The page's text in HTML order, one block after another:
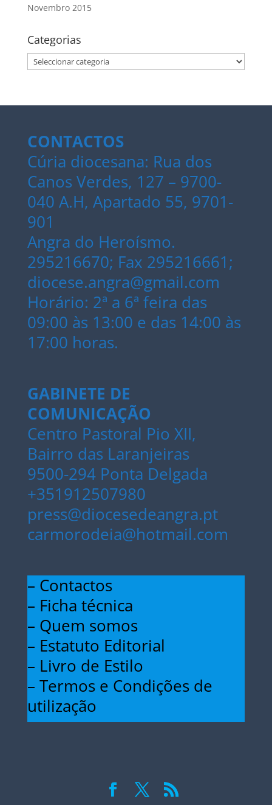
Novembro 2015
Categorias
Categorias
CONTACTOS
Cúria diocesana: Rua dos
Canos Verdes, 127 – 9700-
040 A.H, Apartado 55, 9701-
901
Angra do Heroísmo.
295216670; Fax 295216661;
diocese.angra@gmail.com
Horário: 2ª a 6ª feira das
09:00 às 13:00 e das 14:00 às
17:00 horas.
GABINETE DE
COMUNICAÇÃO
Centro Pastoral Pio XII,
Bairro das Laranjeiras
9500-294 Ponta Delgada
+351912507980
press@diocesedeangra.pt
carmorodeia@hotmail.com
– Contactos
– Ficha técnica
– Quem somos
– Estatuto Editorial
– Livro de Estilo
– Termos e Condições de
utilização